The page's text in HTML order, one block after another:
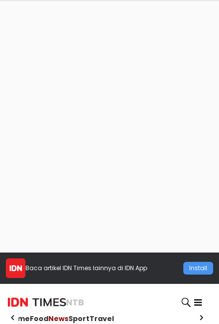
Baca artikel IDN Times lainnya di IDN App Install
NTB
HomeFoodNewsSportTravel